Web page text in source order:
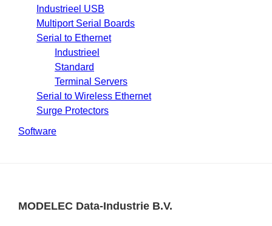
Industrieel USB
Multiport Serial Boards
Serial to Ethernet
Industrieel
Standard
Terminal Servers
Serial to Wireless Ethernet
Surge Protectors
Software
MODELEC Data-Industrie B.V.